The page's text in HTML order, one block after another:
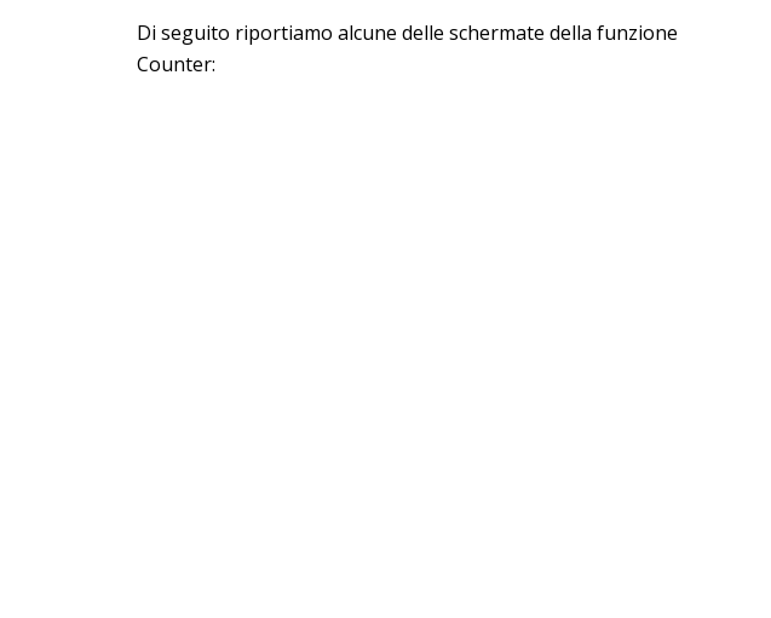
Di seguito riportiamo alcune delle schermate della funzione
Counter: